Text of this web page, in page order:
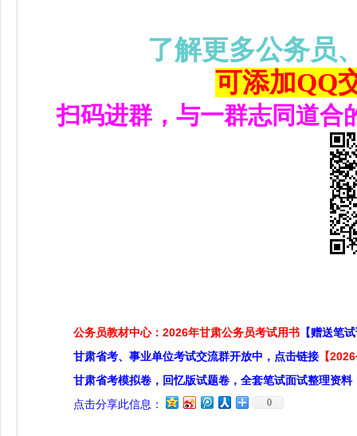
了解更多公务员
可添加QQ
扫码进群，与一群志同道合
公务员教材中心：2026年甘肃公务员考试用书 【赠送笔
甘肃省考、事业单位考试交流群开放中，点击链接 【
甘肃省考模拟卷，回忆版试题卷，全套笔试面试整理资料
点击分享此信息：
0